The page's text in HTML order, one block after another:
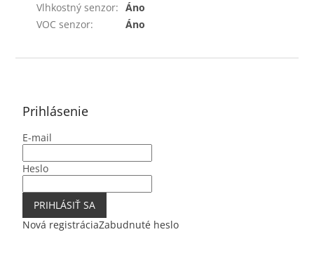
Vlhkostný senzor:
Áno
VOC senzor: Áno
Prihlásenie
E-mail
Heslo
PRIHLÁSIŤ SA
Nová registráciaZabudnuté heslo